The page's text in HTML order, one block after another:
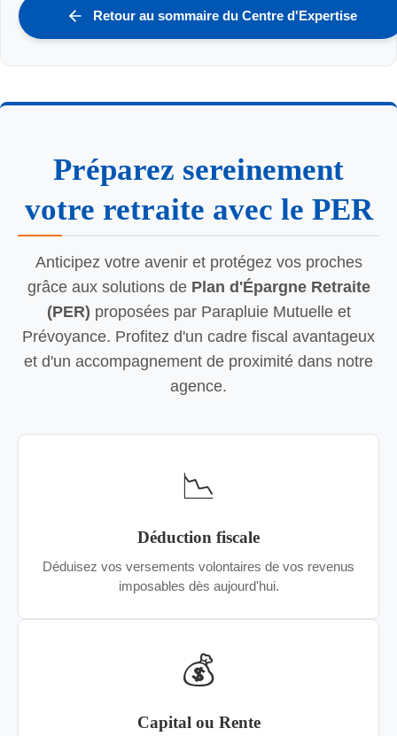
Retour au sommaire du Centre d'Expertise
Préparez sereinement
votre retraite avec le PER
Anticipez votre avenir et protégez vos proches
grâce aux solutions de Plan d'Épargne Retraite
(PER) proposées par Parapluie Mutuelle et
Prévoyance. Profitez d'un cadre fiscal avantageux
et d'un accompagnement de proximité dans notre
agence.
📉
Déduction fiscale
Déduisez vos versements volontaires de vos revenus
imposables dès aujourd'hui.
💰
Capital ou Rente